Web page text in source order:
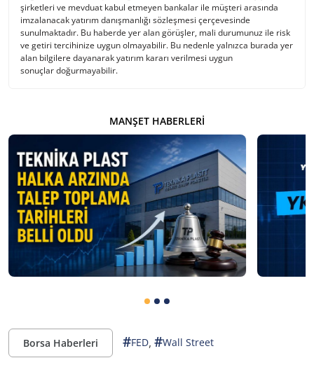
şirketleri ve mevduat kabul etmeyen bankalar ile müşteri arasında
imzalanacak yatırım danışmanlığı sözleşmesi çerçevesinde
sunulmaktadır. Bu haberde yer alan görüşler, mali durumunuz ile risk
ve getiri tercihinize uygun olmayabilir. Bu nedenle yalnızca burada yer
alan bilgilere dayanarak yatırım kararı verilmesi uygun
sonuçlar doğurmayabilir.
MANŞET HABERLERI
Borsa Haberleri #FED, #Wall Street